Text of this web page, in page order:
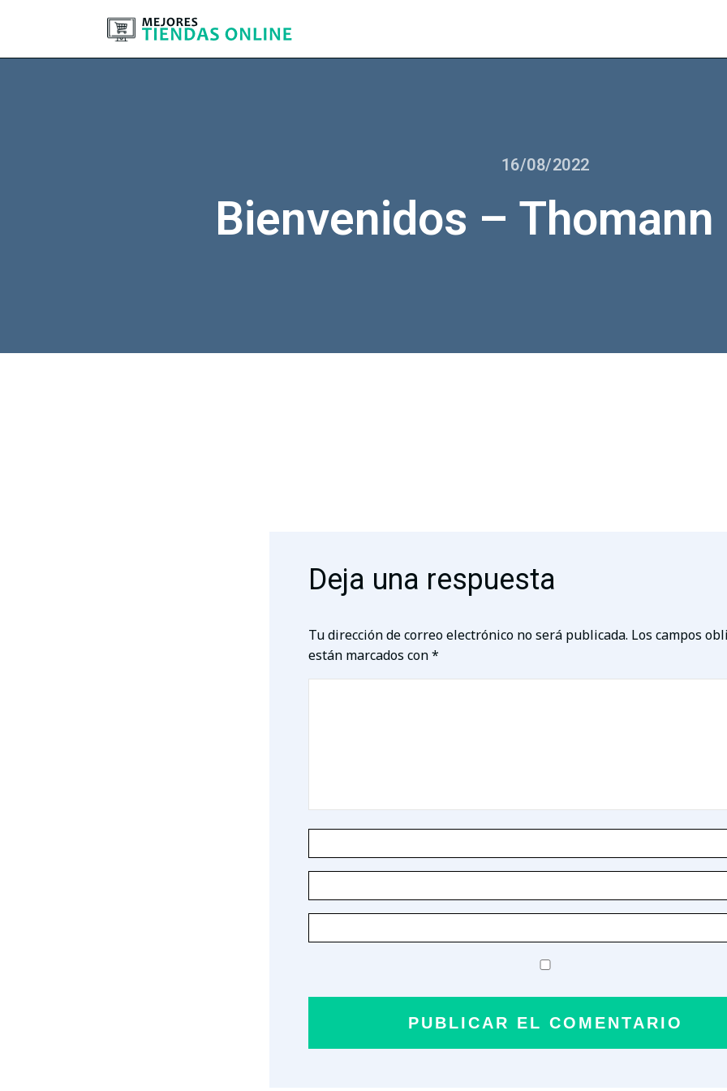
16/08/2022
Bienvenidos – Thomann
Deja una respuesta
Tu dirección de correo electrónico no será publicada. Los campos
están marcados con*